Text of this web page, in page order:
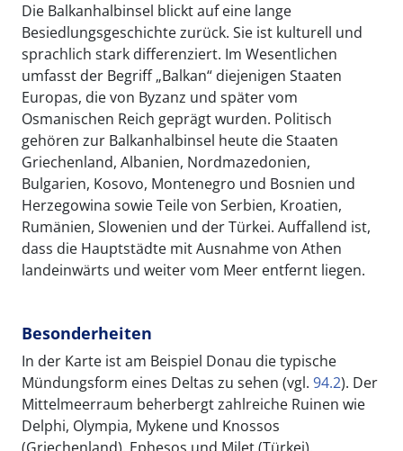
Die Balkanhalbinsel blickt auf eine lange
Besiedlungsgeschichte zurück. Sie ist kulturell und
sprachlich stark differenziert. Im Wesentlichen
umfasst der Begriff „Balkan“ diejenigen Staaten
Europas, die von Byzanz und später vom
Osmanischen Reich geprägt wurden. Politisch
gehören zur Balkanhalbinsel heute die Staaten
Griechenland, Albanien, Nordmazedonien,
Bulgarien, Kosovo, Montenegro und Bosnien und
Herzegowina sowie Teile von Serbien, Kroatien,
Rumänien, Slowenien und der Türkei. Auffallend ist,
dass die Hauptstädte mit Ausnahme von Athen
landeinwärts und weiter vom Meer entfernt liegen.
Besonderheiten
In der Karte ist am Beispiel Donau die typische
Mündungsform eines Deltas zu sehen (vgl. 94.2). Der
Mittelmeerraum beherbergt zahlreiche Ruinen wie
Delphi, Olympia, Mykene und Knossos